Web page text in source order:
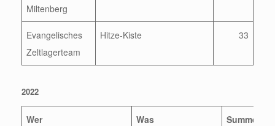
Miltenberg
Evangelisches
Zeltlagerteam
Hitze-Kiste 33
2022
Wer Was Summe